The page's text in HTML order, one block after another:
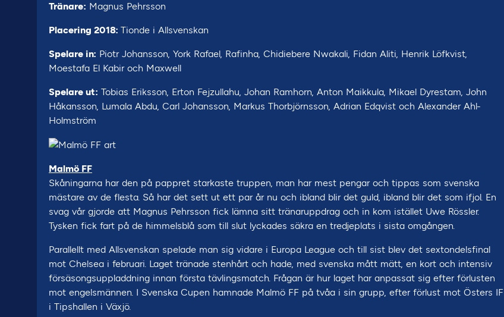
Tränare: Magnus Pehrsson
Placering 2018: Tionde i Allsvenskan
Spelare in: Piotr Johansson, York Rafael, Rafinha, Chidiebere Nwakali, Fidan Aliti, Henrik Löfkvist,
Moestafa El Kabir och Maxwell
Spelare ut: Tobias Eriksson, Erton Fejzullahu, Johan Ramhorn, Anton Maikkula, Mikael Dyrestam, John
Håkansson, Lumala Abdu, Carl Johansson, Markus Thorbjörnsson, Adrian Edqvist och Alexander Ahl-
Holmström
Malmö FF
Skåningarna har den på pappret starkaste truppen, man har mest pengar och tippas som svenska
mästare av de flesta. Så har det sett ut ett par år nu och ibland blir det guld, ibland blir det som ifjol. En
svag vår gjorde att Magnus Pehrsson fick lämna sitt tränaruppdrag och in kom istället Uwe Rössler.
Tysken fick fart på de himmelsblå som till slut lyckades säkra en tredjeplats i sista omgången.
Parallellt med Allsvenskan spelade man sig vidare i Europa League och till sist blev det sextondelsfinal
mot Chelsea i februari. Laget tränade stenhårt och hade, med svenska mått mätt, en kort och intensiv
försäsongsuppladdning innan första tävlingsmatch. Frågan är hur laget har anpassat sig efter förlusten
mot engelsmännen. I Svenska Cupen hamnade Malmö FF på tvåa i sin grupp, efter förlust mot Östers IF
i Tipshallen i Växjö.